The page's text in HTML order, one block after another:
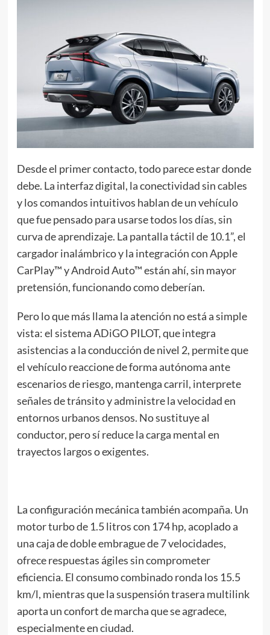
Desde el primer contacto, todo parece estar donde
debe. La interfaz digital, la conectividad sin cables
y los comandos intuitivos hablan de un vehículo
que fue pensado para usarse todos los días, sin
curva de aprendizaje. La pantalla táctil de 10.1”, el
cargador inalámbrico y la integración con Apple
CarPlay™ y Android Auto™ están ahí, sin mayor
pretensión, funcionando como deberían.
Pero lo que más llama la atención no está a simple
vista: el sistema ADiGO PILOT, que integra
asistencias a la conducción de nivel 2, permite que
el vehículo reaccione de forma autónoma ante
escenarios de riesgo, mantenga carril, interprete
señales de tránsito y administre la velocidad en
entornos urbanos densos. No sustituye al
conductor, pero sí reduce la carga mental en
trayectos largos o exigentes.
La configuración mecánica también acompaña. Un
motor turbo de 1.5 litros con 174 hp, acoplado a
una caja de doble embrague de 7 velocidades,
ofrece respuestas ágiles sin comprometer
eficiencia. El consumo combinado ronda los 15.5
km/l, mientras que la suspensión trasera multilink
aporta un confort de marcha que se agradece,
especialmente en ciudad.